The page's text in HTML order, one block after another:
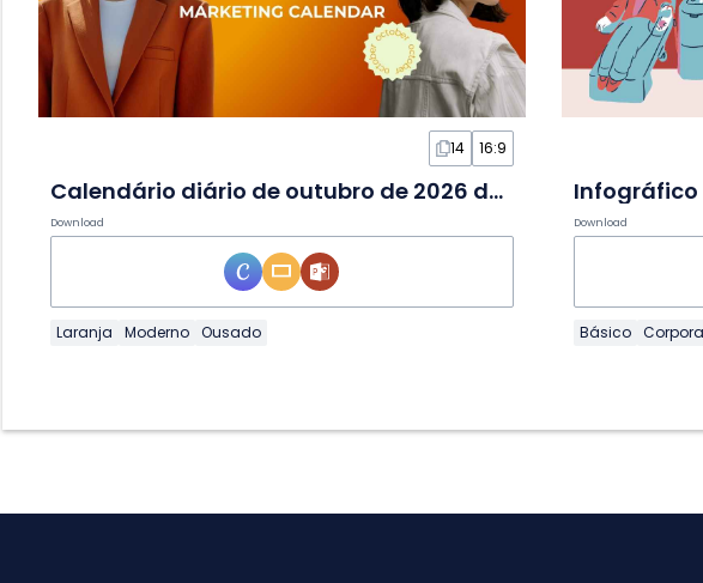
14 16:9
Calendário diário de outubro de 2026 de outono em slides
Download
Laranja Moderno Ousado
Download
Básico